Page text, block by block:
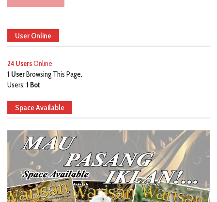
User Online
24 UsersOnline
1 UserBrowsing This Page.
Users: 1 Bot
Space Available